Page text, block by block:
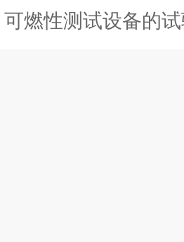
可燃性测试设备的试验意